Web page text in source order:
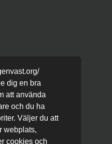
dig en bra
att använda
och du ha
Väljer du att
webplats,
cookies och